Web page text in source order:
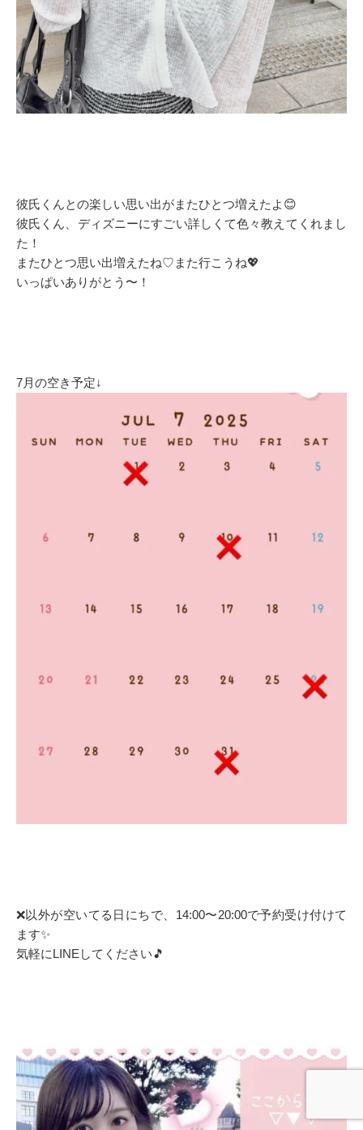
彼氏くんとの楽しい思い出がまたひとつ増えたよ😊
彼氏くん、ディズニーにすごい詳しくて色々教えてくれまし
た！
またひとつ思い出増えたね♡また行こうね💖
いっぱいありがとう〜！
7月の空き予定↓
❌以外が空いてる日にちで、14:00〜20:00で予約受け付けて
ます✨
気軽にLINEしてください🎵